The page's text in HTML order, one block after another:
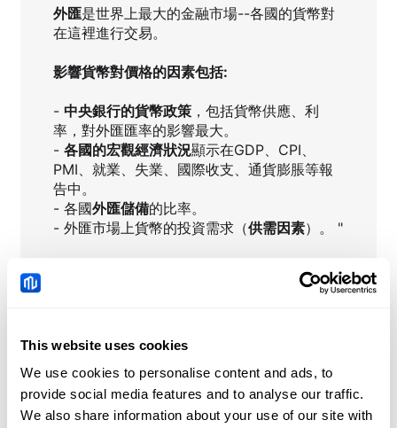
This website uses cookies
We use cookies to personalise content and ads, to
provide social media features and to analyse our traffic.
We also share information about your use of our site with
外匯是世界上最大的金融市場--各國的貨幣對
在這裡進行交易。
影響貨幣對價格的因素包括:
- 中央銀行的貨幣政策，包括貨幣供應、利
率，對外匯匯率的影響最大。
- 各國的宏觀經濟狀況顯示在GDP、CPI、
PMI、就業、失業、國際收支、通貨膨脹等報
告中。
- 各國外匯儲備的比率。
- 外匯市場上貨幣的投資需求（供需因素）。 "
印尼盾承壓，因消費者信心
降至2025年9月以來最弱水
平